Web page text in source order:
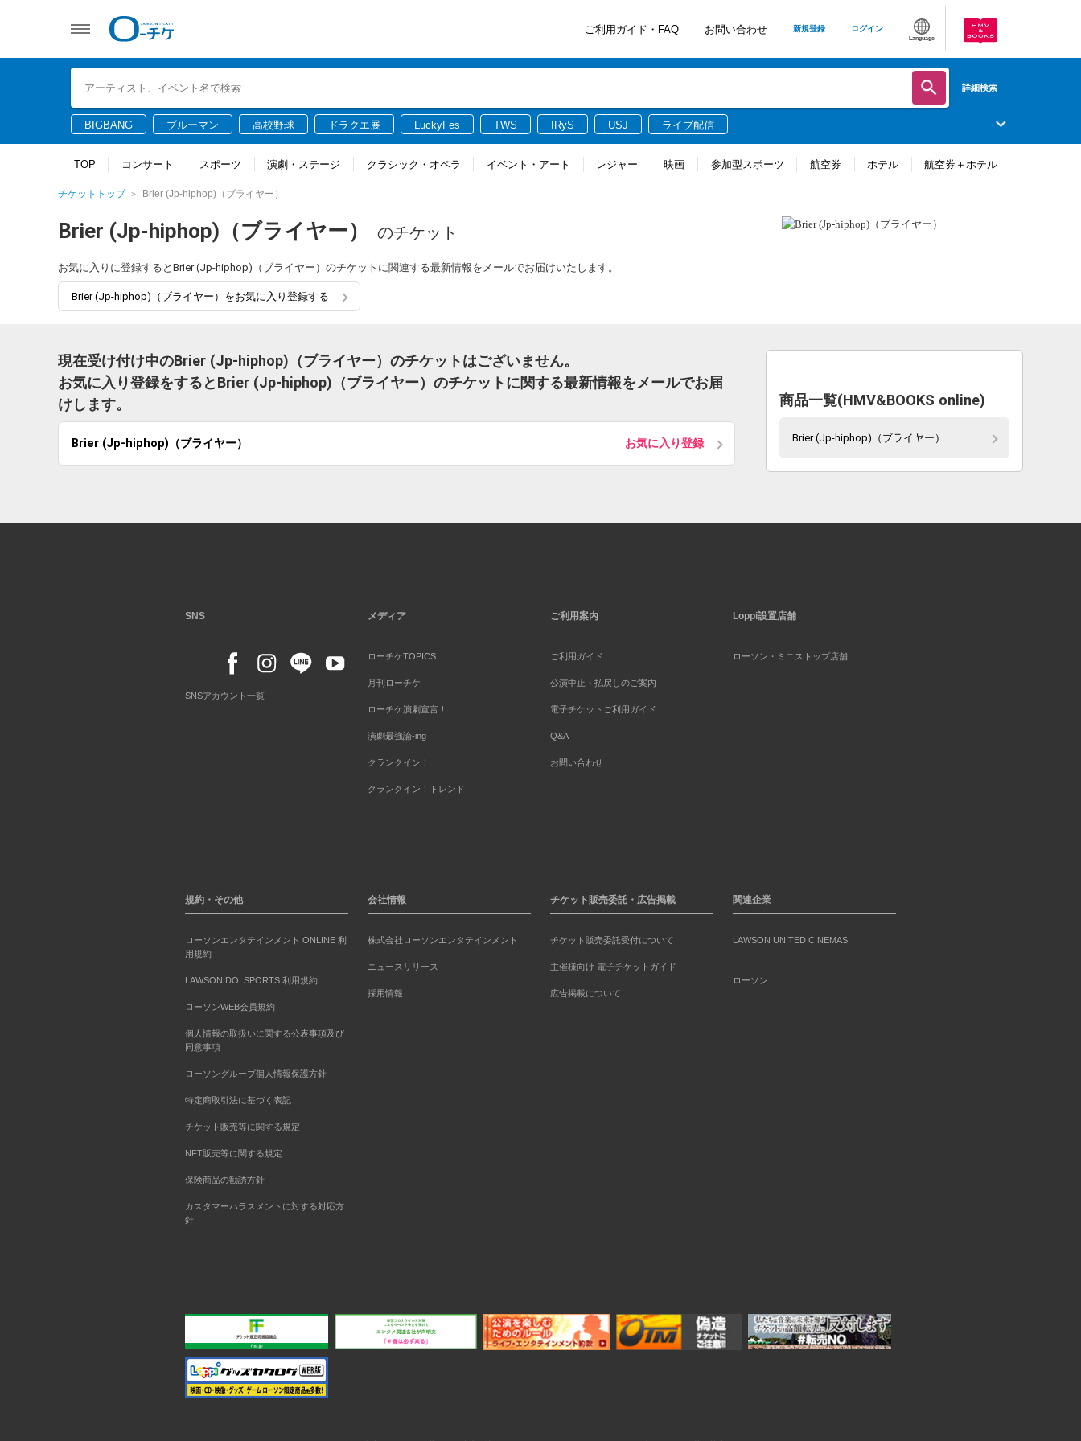
ご利用ガイド・FAQ お問い合わせ 新規登録 ログイン
Language
詳細検索
BIGBANG ブルーマン 高校野球 ドラクエ展 LuckyFes TWS IRyS USJ ライブ配信
TOP コンサート スポーツ 演劇・ステージ クラシック・オペラ イベント・アート レジャー 映画 参加型スポーツ 航空券 ホテル 航空券＋ホテル
チケットトップ Brier (Jp-hiphop)（ブライヤー）
Brier (Jp-hiphop)（ブライヤー） のチケット
お気に入りに登録するとBrier (Jp-hiphop)（ブライヤー）のチケットに関連する最新情報をメールでお届けいたします。
Brier (Jp-hiphop)（ブライヤー）をお気に入り登録する
現在受け付け中のBrier (Jp-hiphop)（ブライヤー）のチケットはございません。
お気に入り登録をするとBrier (Jp-hiphop)（ブライヤー）のチケットに関する最新情報をメールでお届
けします。
Brier (Jp-hiphop)（ブライヤー） お気に入り登録
商品一覧(HMV&BOOKS online)
Brier (Jp-hiphop)（ブライヤー）
SNS
SNSアカウント一覧
メディア
ローチケTOPICS
月刊ローチケ
ローチケ演劇宣言！
演劇最強論-ing
クランクイン！
クランクイン！トレンド
ご利用案内
ご利用ガイド
公演中止・払戻しのご案内
電子チケットご利用ガイド
Q&A
お問い合わせ
Loppi設置店舗
ローソン・ミニストップ店舗
規約・その他
ローソンエンタテインメント ONLINE 利
用規約
LAWSON DO! SPORTS 利用規約
ローソンWEB会員規約
個人情報の取扱いに関する公表事項及び
同意事項
ローソングループ個人情報保護方針
特定商取引法に基づく表記
チケット販売等に関する規定
NFT販売等に関する規定
保険商品の勧誘方針
カスタマーハラスメントに対する対応方
針
会社情報
株式会社ローソンエンタテインメント
ニュースリリース
採用情報
チケット販売委託・広告掲載
チケット販売委託受付について
主催様向け 電子チケットガイド
広告掲載について
関連企業
LAWSON UNITED CINEMAS
ローソン